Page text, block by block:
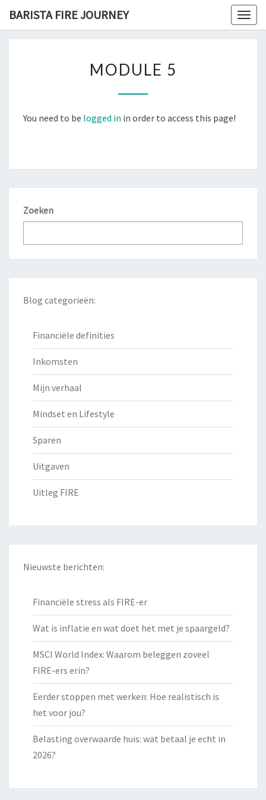
content
BARISTA FIRE JOURNEY
5
MODULE 5
You need to be logged in in order to access this page!
Zoeken
Blog categorieën:
Financiële definities
Inkomsten
Mijn verhaal
Mindset en Lifestyle
Sparen
Uitgaven
Uitleg FIRE
Nieuwste berichten:
Financiële stress als FIRE-er
Wat is inflatie en wat doet het met je spaargeld?
MSCI World Index: Waarom beleggen zoveel
FIRE-ers erin?
Eerder stoppen met werken: Hoe realistisch is
het voor jou?
Belasting overwaarde huis: wat betaal je echt in
2026?